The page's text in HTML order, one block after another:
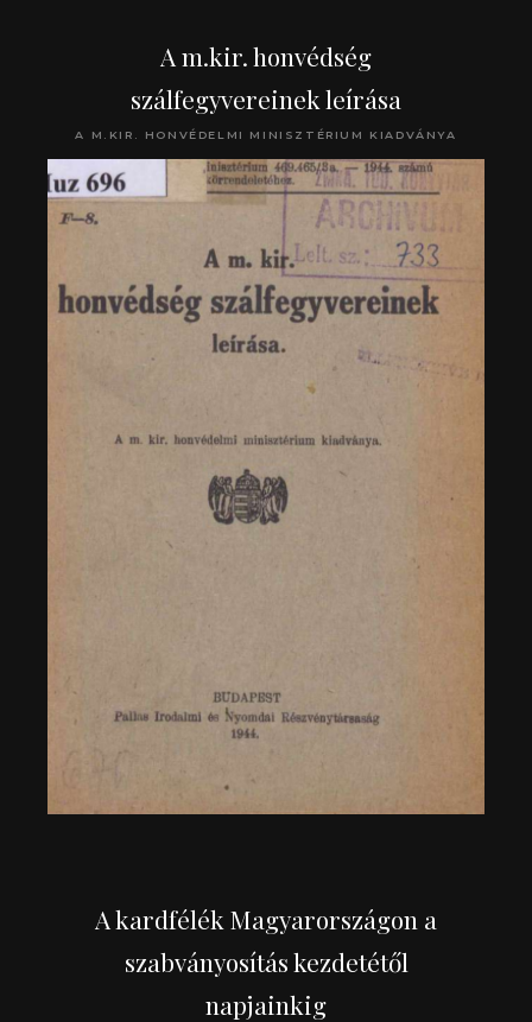
A m.kir. honvédség
szálfegyvereinek leírása
A M.KIR. HONVÉDELMI MINISZTÉRIUM KIADVÁNYA
A kardfélék Magyarországon a
szabványosítás kezdetétől
napjainkig